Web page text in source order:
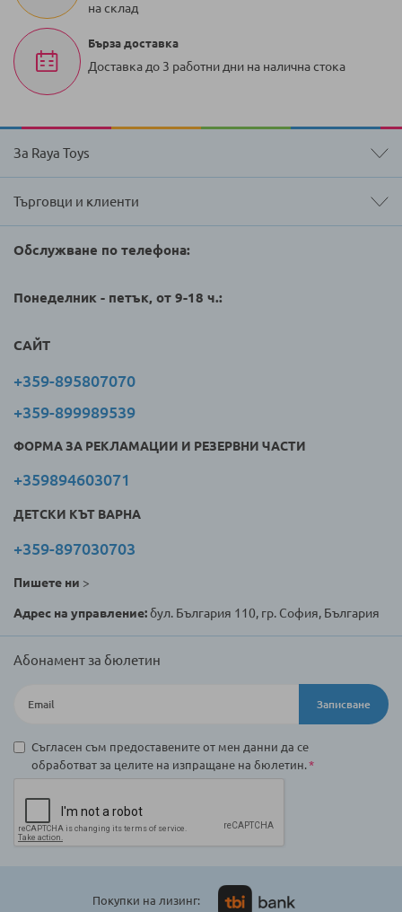
на склад
Бърза доставка
Доставка до 3 работни дни на налична стока
За Raya Toys
Търговци и клиенти
Обслужване по телефона:
Понеделник - петък, от 9-18 ч.:
САЙТ
+359-895807070
+359-899989539
ФОРМА ЗА РЕКЛАМАЦИИ И РЕЗЕРВНИ ЧАСТИ
+359894603071
ДЕТСКИ КЪТ ВАРНА
+359-897030703
Пишете ни >
Адрес на управление:бул. България 110, гр. София, България
Абонамент за бюлетин
Записване
Съгласен съм предоставените от мен данни да се
обработват за целите на изпращане на бюлетин.
Покупки на лизинг: